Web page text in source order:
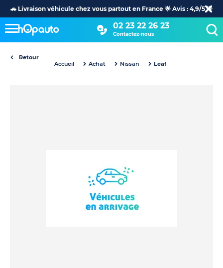
🚗 Livraison véhicule chez vous partout en France 🌟 Avis : 4,9/5 🌟
02 23 22 26 23
Contactez-nous
Retour
Accueil
Achat Nissan Leaf